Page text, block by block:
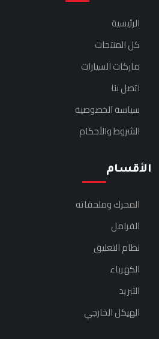
الرئيسية
كل المنتجات
ماركات السيارات
اتصل بنا
سياسة الخصوصية
الشروط والأحكام
الأقسام
المحرك وملحقاته
الفرامل
نظام التعليق
الكهرباء
التبريد
الهيكل الخارجي